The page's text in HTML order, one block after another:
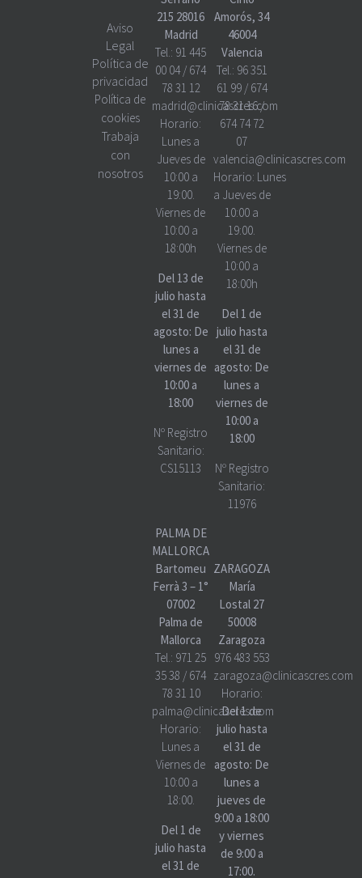
Aviso
Legal
Política de
privacidad
Política de
cookies
Trabaja
con
nosotros
215 28016
Madrid
Tel.: 91 445
00 04/ 674
78 31 12
madrid@clinicascres.com
Horario:
Lunes a
Jueves de
10:00 a
19:00.
Viernes de
10:00 a
18:00h
Del 13 de
julio hasta
el 31 de
agosto: De
lunes a
viernes de
10:00 a
18:00
Nº Registro
Sanitario:
CS15113
PALMA DE
MALLORCA
Bartomeu
Ferrà 3 – 1°
07002
Palma de
Mallorca
Tel.: 971 25
35 38 / 674
78 31 10
palma@clinicascres.com
Horario:
Lunes a
Viernes de
10:00 a
18:00.
Del 1 de
julio hasta
el 31 de
Amorós, 34
46004
Valencia
Tel.: 96 351
61 99/ 674
78 31 16/
674 74 72
07
valencia@clinicascres.com
Horario: Lunes
a Jueves de
10:00 a
19:00.
Viernes de
10:00 a
18:00h
Del 1 de
julio hasta
el 31 de
agosto: De
lunes a
viernes de
10:00 a
18:00
Nº Registro
Sanitario:
11976
ZARAGOZA
María
Lostal 27
50008
Zaragoza
976 483 553
zaragoza@clinicascres.com
Horario:
Del 1 de
julio hasta
el 31 de
agosto: De
lunes a
jueves de
9:00 a 18:00
y viernes
de 9:00 a
17:00.